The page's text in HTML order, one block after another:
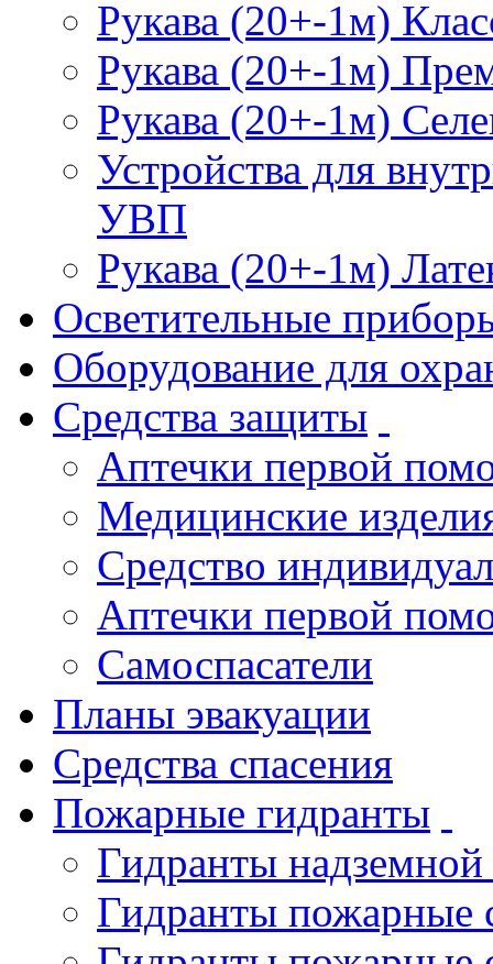
Рукава (20+-1м)
Рукава (20+-1м)
Рукава (20+-1м)
Устройства для
УВП
Рукава (20+-1м)
Осветительные
Оборудование для
Средства защиты
Аптечки первой
Медицинские
Средство
Аптечки первой
Самоспасатели
Планы эвакуации
Средства спасения
Пожарные гидранты
Гидранты
Гидранты пожарные